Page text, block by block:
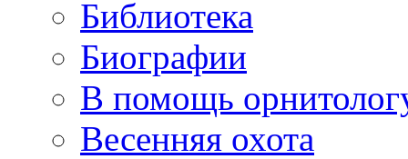
Библиотека
Биографии
В помощь
Весенняя охота